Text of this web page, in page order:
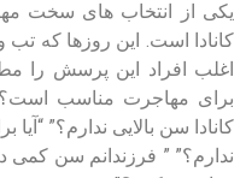
یکی از انتخاب های سخت
کانادا است. این روزها که تب
اغلب افراد این پرسش را
برای مهاجرت مناسب
کانادا سن بالایی ندارم؟”
ندارم؟” ” فرزندانم سن کمی